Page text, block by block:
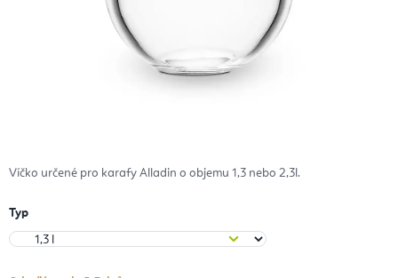
Víčko určené pro karafy Alladin o objemu 1,3 nebo 2,3l.
Typ